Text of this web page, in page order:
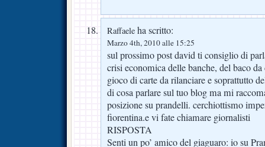
Raffaele ha scritto:
Marzo 4th, 2010 alle 15:25
sul prossimo post david ti consiglio di
crisi economica delle banche, del baco
gioco di carte da rilanciare e soprattutto
di cosa parlare sul tuo blog ma mi
posizione su prandelli. cerchiottismo
fiorentina.e vi fate chiamare giornalisti
RISPOSTA
Senti un po’ amico del giaguaro: io su